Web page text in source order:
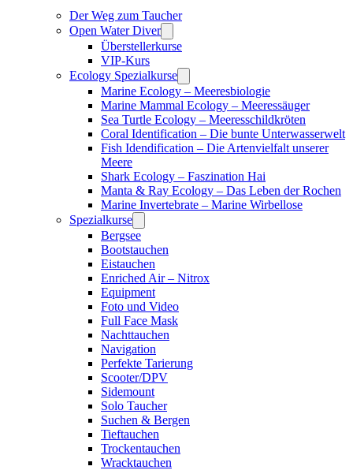
Der Weg zum Taucher
Open Water Diver
Überstellerkurse
VIP-Kurs
Ecology Spezialkurse
Marine Ecology – Meeresbiologie
Marine Mammal Ecology – Meeressäuger
Sea Turtle Ecology – Meeresschildkröten
Coral Identification – Die bunte Unterwasserwelt
Fish Idendification – Die Artenvielfalt unserer
Meere
Shark Ecology – Faszination Hai
Manta & Ray Ecology – Das Leben der Rochen
Marine Invertebrate – Marine Wirbellose
Spezialkurse
Bergsee
Bootstauchen
Eistauchen
Enriched Air – Nitrox
Equipment
Foto und Video
Full Face Mask
Nachttauchen
Navigation
Perfekte Tarierung
Scooter/DPV
Sidemount
Solo Taucher
Suchen & Bergen
Tieftauchen
Trockentauchen
Wracktauchen